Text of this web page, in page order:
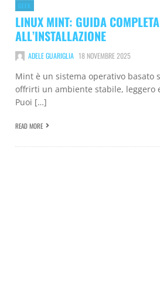
GEEK
LINUX MINT: GUIDA
ALL’INSTALLAZIONE
ADELE GUARIGLIA 18 NOVEMBRE 2025
Mint è un sistema operativo basato
offrirti un ambiente stabile, leggero
Puoi […]
READ MORE